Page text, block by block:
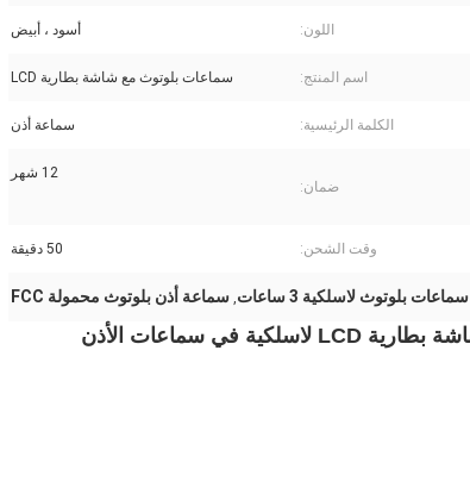
اللون: أسود ، أبيض
اسم المنتج: سماعات بلوتوث مع شاشة بطارية LCD
الكلمة الرئيسية: سماعة أذن
ضمان:
12 شهر
وقت الشحن: 50 دقيقة
سماعات بلوتوث لاسلكية 3 ساعات , سماعة أذن بلوتوث محمولة FCC